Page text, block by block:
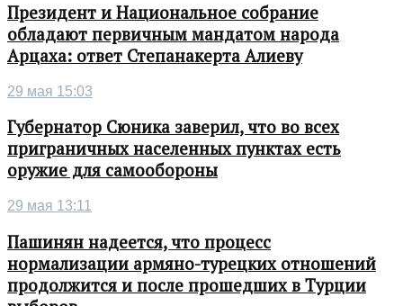
Президент и Национальное собрание
обладают первичным мандатом народа
Арцаха: ответ Степанакерта Алиеву
29 мая 15:03
Губернатор Сюника заверил, что во всех
приграничных населенных пунктах есть
оружие для самообороны
29 мая 13:11
Пашинян надеется, что процесс
нормализации армяно-турецких отношений
продолжится и после прошедших в Турции